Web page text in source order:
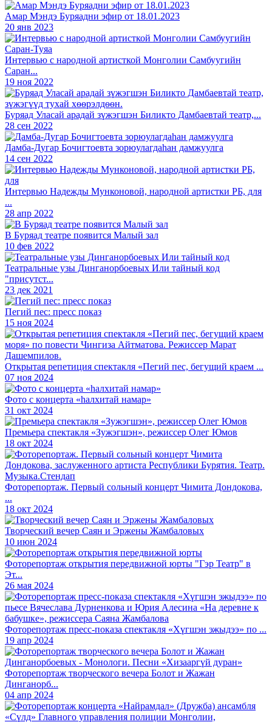
Амар Мэндэ Буряадни эфир от 18.01.2023
20 янв 2023
Интервью с народной артисткой Монголии Самбуугийн
Саран...
19 ноя 2022
Буряад Уласай арадай зүжэгшэн Биликто Дамбаевтай театр,...
28 сен 2022
Дамба-Дугар Бочигтоевта зорюулагдаhан дамжуулга
14 сен 2022
Интервью Надежды Мунконовой, народной артистки РБ, для
...
28 апр 2022
В Буряад театре появится Малый зал
10 фев 2022
Театральные узы Динганорбоевых Или тайный код
"присутст...
23 дек 2021
Пегий пес: пресс показ
15 ноя 2024
Открытая репетиция спектакля «Пегий пес, бегущий краем ...
07 ноя 2024
Фото с концерта «hалхитай намар»
31 окт 2024
Премьера спектакля «Зужэгшэн», режиссер Олег Юмов
18 окт 2024
Фоторепортаж. Первый сольный концерт Чимита Дондокова,
...
18 окт 2024
Творческий вечер Саян и Эржены Жамбаловых
10 июн 2024
Фоторепортаж открытия передвижной юрты "Гэр Театр" в
Эт...
26 мая 2024
Фоторепортаж пресс-показа спектакля «Хүгшэн эжыдээ» по ...
19 апр 2024
Фоторепортаж творческого вечера Болот и Жажан
Динганорб...
04 апр 2024